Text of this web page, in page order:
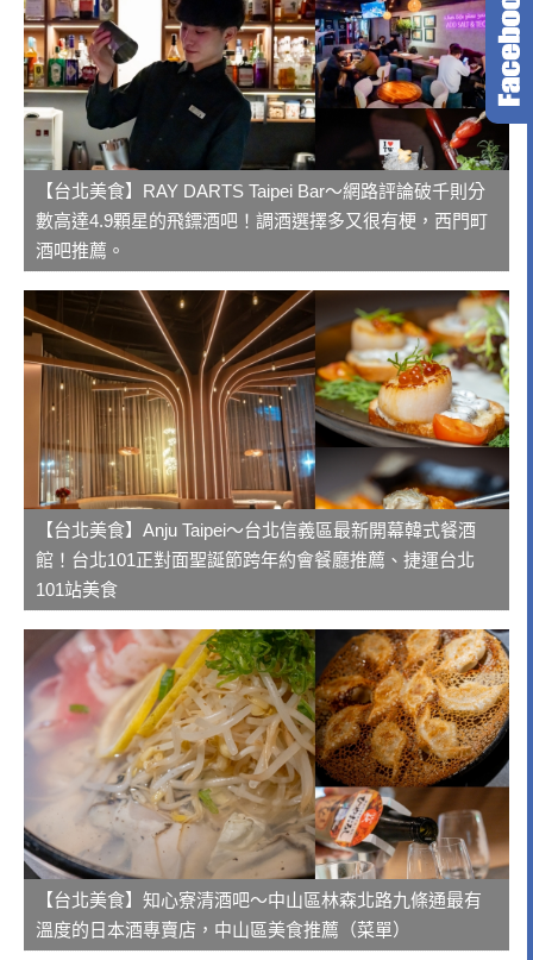
【台北美食】RAY DARTS Taipei Bar～網路評論破千則分
數高達4.9顆星的飛鏢酒吧！調酒選擇多又很有梗，西門町
酒吧推薦。
【台北美食】Anju Taipei～台北信義區最新開幕韓式餐酒
館！台北101正對面聖誕節跨年約會餐廳推薦、捷運台北
101站美食
【台北美食】知心寮清酒吧～中山區林森北路九條通最有
溫度的日本酒專賣店，中山區美食推薦（菜單）